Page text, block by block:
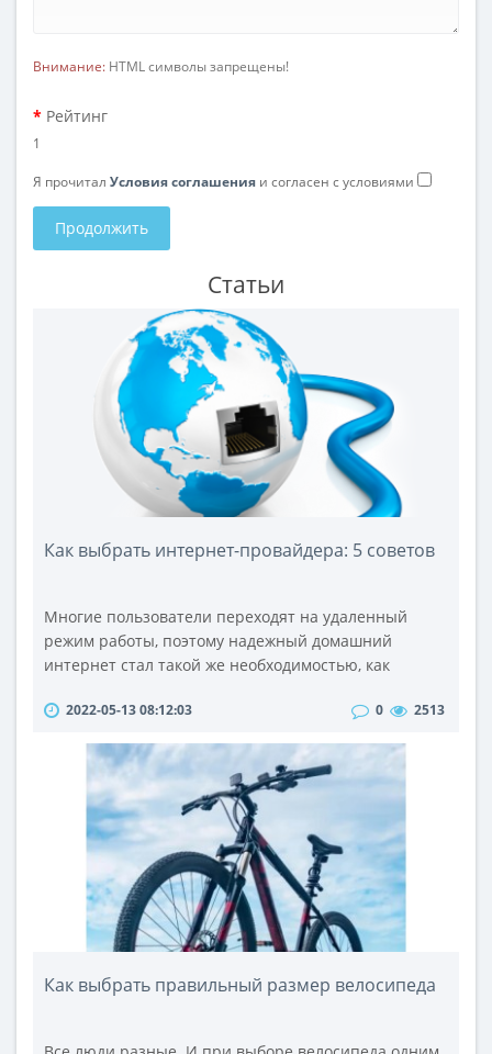
Внимание: HTML символы запрещены!
Рейтинг
1
Я прочитал Условия соглашения и согласен с условиями
Продолжить
Статьи
Как выбрать интернет-провайдера: 5 советов
Многие пользователи переходят на удаленный
режим работы, поэтому надежный домашний
интернет стал такой же необходимостью, как
крупных городах за благосклонность потребителя
предоставляющих доступ к сети. Как же определить
лучшего интернет-провайдера? Рассмотрим
следующие объективные критерии.1. Технология
подключ..
2022-05-13 08:12:03 0 2513
Как выбрать правильный размер велосипеда